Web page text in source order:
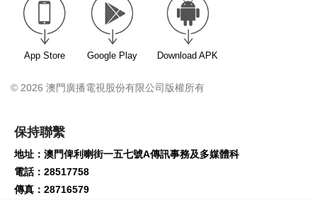
App Store Google Play Download APK
© 2026 澳門廣播電視股份有限公司版權所有
保持聯繫
地址：澳門俾利喇街一五七號A傳訊事務及多媒體科
電話：28517758
傳真：28716579